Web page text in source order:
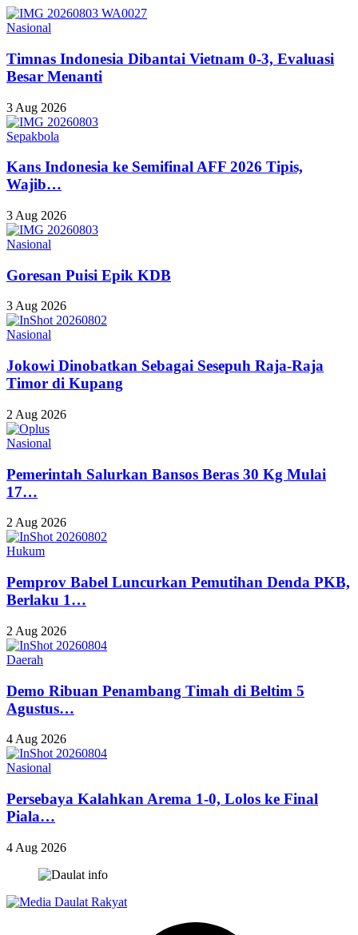
Nasional
Timnas Indonesia Dibantai Vietnam 0-3, Evaluasi
Besar Menanti
3 Aug 2026
Sepakbola
Kans Indonesia ke Semifinal AFF 2026 Tipis,
Wajib…
3 Aug 2026
Nasional
Goresan Puisi Epik KDB
3 Aug 2026
Nasional
Jokowi Dinobatkan Sebagai Sesepuh Raja-Raja
Timor di Kupang
2 Aug 2026
Nasional
Pemerintah Salurkan Bansos Beras 30 Kg Mulai
17…
2 Aug 2026
Hukum
Pemprov Babel Luncurkan Pemutihan Denda PKB,
Berlaku 1…
2 Aug 2026
Daerah
Demo Ribuan Penambang Timah di Beltim 5
Agustus…
4 Aug 2026
Nasional
Persebaya Kalahkan Arema 1-0, Lolos ke Final
Piala…
4 Aug 2026